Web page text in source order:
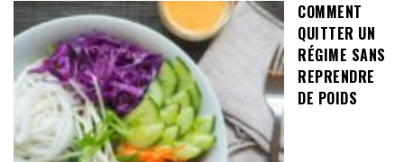
COMMENT
QUITTER UN
RÉGIME SANS
REPRENDRE
DE POIDS